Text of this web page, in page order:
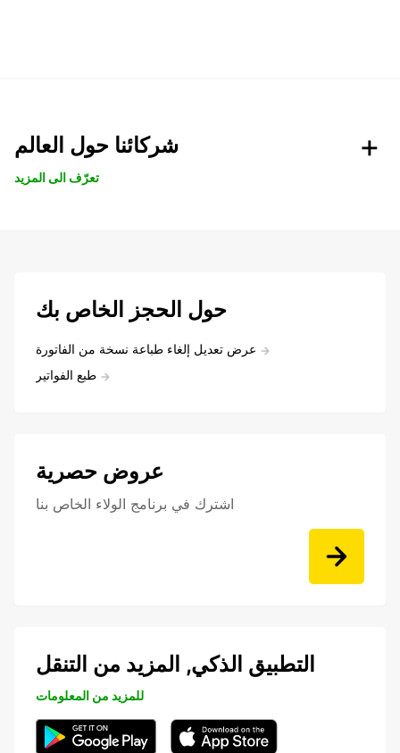
شركائنا حول العالم
تعرّف الى المزيد
حول الحجز الخاص بك
عرض تعديل إلغاء طباعة نسخة من الفاتورة
طبع الفواتير
عروض حصرية
اشترك في برنامج الولاء الخاص بنا
التطبيق الذكي, المزيد من التنقل
للمزيد من المعلومات